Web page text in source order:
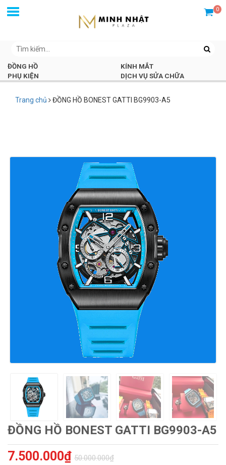
0
ĐỒNG HỒ
KÍNH MẮT
PHỤ KIỆN
DỊCH VỤ SỬA CHỮA
Trang chủ ĐỒNG HỒ BONEST GATTI BG9903-A5
ĐỒNG HỒ BONEST GATTI BG9903-A5
7.500.000₫ 50.000.000₫